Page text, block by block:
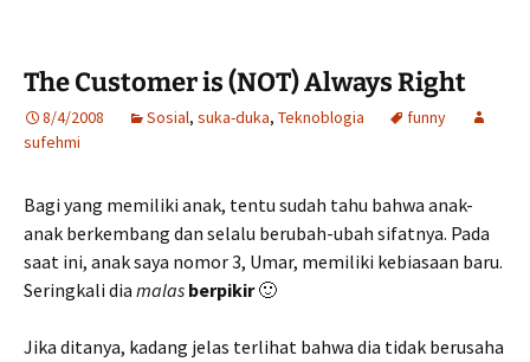
The Customer is (NOT) Always Right
8/4/2008 Sosial, suka-duka, Teknoblogia
funny
sufehmi
Bagi yang memiliki anak, tentu sudah tahu bahwa anak-
anak berkembang dan selalu berubah-ubah sifatnya. Pada
saat ini, anak saya nomor 3, Umar, memiliki kebiasaan baru.
Seringkali dia malas berpikir🙂
Jika ditanya, kadang jelas terlihat bahwa dia tidak berusaha